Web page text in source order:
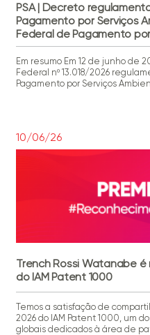
PSA | Decreto
Pagamento por Serviços
Federal de Pagamento
Em resumo Em 12 de junho de
Federal nº 13.018/2026
Pagamento por Serviços
10/06/26
Trench Rossi Watanabe
do IAM Patent 1000
Temos a satisfação de
2026 do IAM Patent 1000, um
globais dedicados à área de